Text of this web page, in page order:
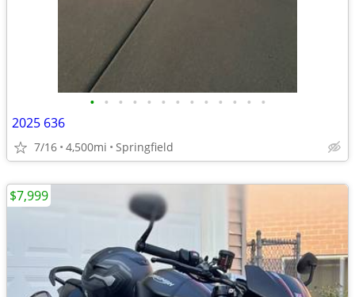
• • • • • • • • • • • • •
2025 636
7/16 4,500mi Springfield
$7,999